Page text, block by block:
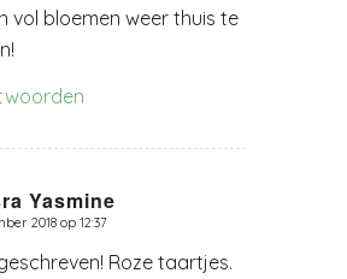
vol bloemen weer thuis te
Yasmine
2018 op 12:37
Roze taartjes.